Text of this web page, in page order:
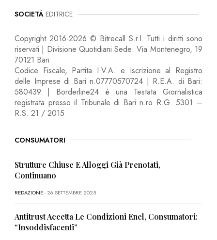
SOCIETÀ EDITRICE
Copyright 2016-2026 © Bitrecall S.r.l. Tutti i diritti sono
riservati | Divisione Quotidiani Sede: Via Montenegro, 19
70121 Bari
Codice Fiscale, Partita I.V.A. e Iscrizione al Registro
delle Imprese di Bari n.07770570724 | R.E.A. di Bari:
580439 | Borderline24 è una Testata Giornalistica
registrata presso il Tribunale di Bari n.ro R.G. 5301 –
R.S. 21 / 2015
CONSUMATORI
Strutture Chiuse E Alloggi Già Prenotati,
Continuano
REDAZIONE- 26 SETTEMBRE 2025
Antitrust Accetta Le Condizioni Enel, Consumatori:
“Insoddisfacenti”